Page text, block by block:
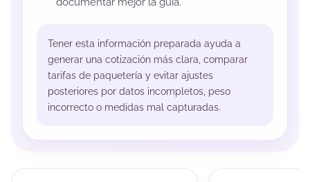
Tener esta información preparada ayuda a
generar una cotización más clara, comparar
tarifas de paquetería y evitar ajustes
posteriores por datos incompletos, peso
incorrecto o medidas mal capturadas.